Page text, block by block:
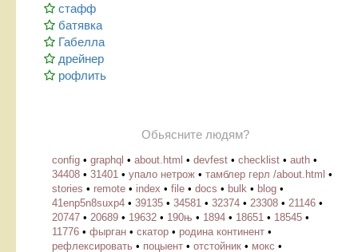
стафф
батявка
Габелла
дрейнер
рофлить
Обьясните людям?
config • graphql • about.html • devfest • checklist • auth •
34408 • 31401 • упало нетрож • тамблер герл /about.html •
stories • remote • index • file • docs • bulk • blog •
41enp5n8suxp4 • 39135 • 34581 • 32374 • 23308 • 21146 •
20747 • 20689 • 19632 • 190њ • 1894 • 18651 • 18545 •
11776 • фырган • скатор • родина континент •
рефлексировать • поцыент • отстойник • мокс •